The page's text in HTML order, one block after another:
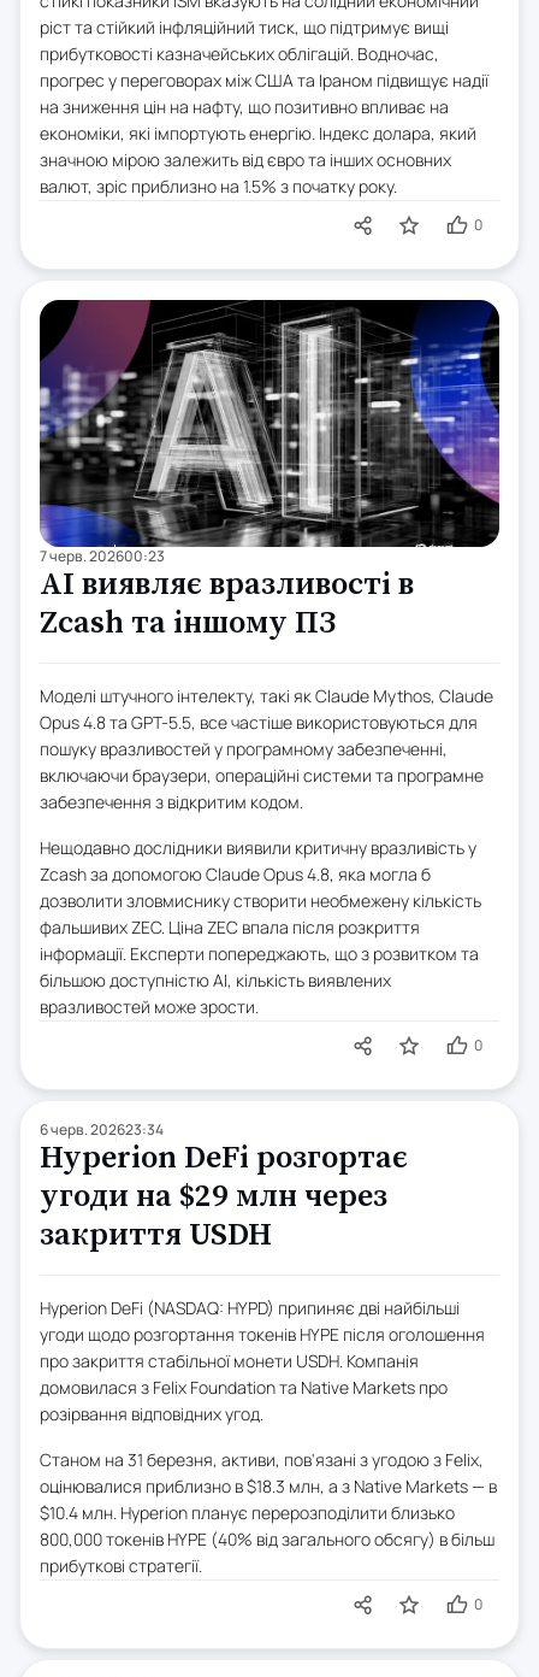
ріст та стійкий інфляційний тиск, що підтримує вищі
прибутковості казначейських облігацій. Водночас,
прогрес у переговорах між США та Іраном підвищує надії
на зниження цін на нафту, що позитивно впливає на
економіки, які імпортують енергію. Індекс долара, який
значною мірою залежить від євро та інших основних
валют, зріс приблизно на 1.5% з початку року.
0
7 черв. 202600:23
AI виявляє вразливості в
Zcash та іншому ПЗ
Моделі штучного інтелекту, такі як Claude Mythos, Claude
Opus 4.8 та GPT-5.5, все частіше використовуються для
пошуку вразливостей у програмному забезпеченні,
включаючи браузери, операційні системи та програмне
забезпечення з відкритим кодом.
Нещодавно дослідники виявили критичну вразливість у
Zcash за допомогою Claude Opus 4.8, яка могла б
дозволити зловмиснику створити необмежену кількість
фальшивих ZEC. Ціна ZEC впала після розкриття
інформації. Експерти попереджають, що з розвитком та
більшою доступністю AI, кількість виявлених
вразливостей може зрости.
0
6 черв. 202623:34
Hyperion DeFi розгортає
угоди на $29 млн через
закриття USDH
Hyperion DeFi (NASDAQ: HYPD) припиняє дві найбільші
угоди щодо розгортання токенів HYPE після оголошення
про закриття стабільної монети USDH. Компанія
домовилася з Felix Foundation та Native Markets про
розірвання відповідних угод.
Станом на 31 березня, активи, пов'язані з угодою з Felix,
оцінювалися приблизно в $18.3 млн, а з Native Markets — в
$10.4 млн. Hyperion планує перерозподілити близько
800,000 токенів HYPE (40% від загального обсягу) в більш
прибуткові стратегії.
0